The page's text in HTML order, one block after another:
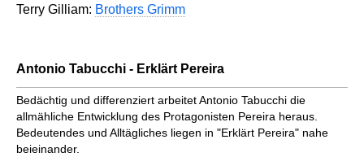
Terry Gilliam: Brothers Grimm
Antonio Tabucchi - Erklärt Pereira
Bedächtig und differenziert arbeitet Antonio Tabucchi die
allmähliche Entwicklung des Protagonisten Pereira heraus.
Bedeutendes und Alltägliches liegen in "Erklärt Pereira" nahe
beieinander.